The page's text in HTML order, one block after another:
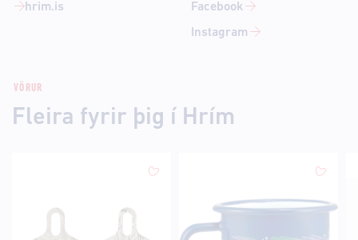
hrim.is
Facebook
Instagram
VÖRUR
Fleira fyrir þig í Hrím